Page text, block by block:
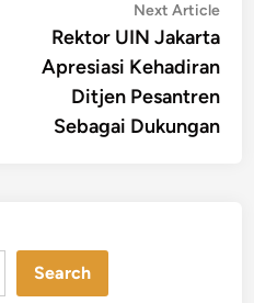
Next Article
Rektor UIN Jakarta
Apresiasi Kehadiran
Ditjen Pesantren
Sebagai Dukungan
Search